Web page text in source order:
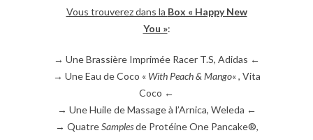
Vous trouverez dans la Box « Happy New
You »:
→ Une Brassière Imprimée Racer T.S, Adidas ←
→ Une Eau de Coco « With Peach & Mango« , Vita
Coco ←
→ Une Huile de Massage à l’Arnica, Weleda ←
→ QuatreSamplesde Protéine One Pancake®,